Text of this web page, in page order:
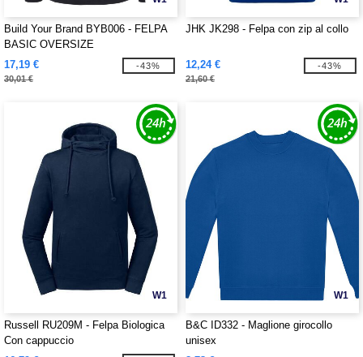
Build Your Brand BYB006 - FELPA
BASIC OVERSIZE
17,19 €
30,01 €
-43%
JHK JK298 - Felpa con zip al collo
12,24 €
21,60 €
-43%
W1
Russell RU209M - Felpa Biologica
Con cappuccio
W1
B&C ID332 - Maglione girocollo
unisex